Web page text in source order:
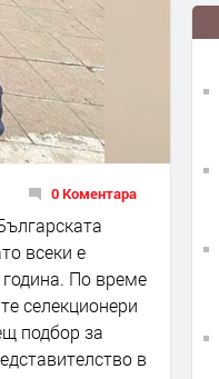
0 Коментара
всеки е
По време
селекционери
подбор за
в